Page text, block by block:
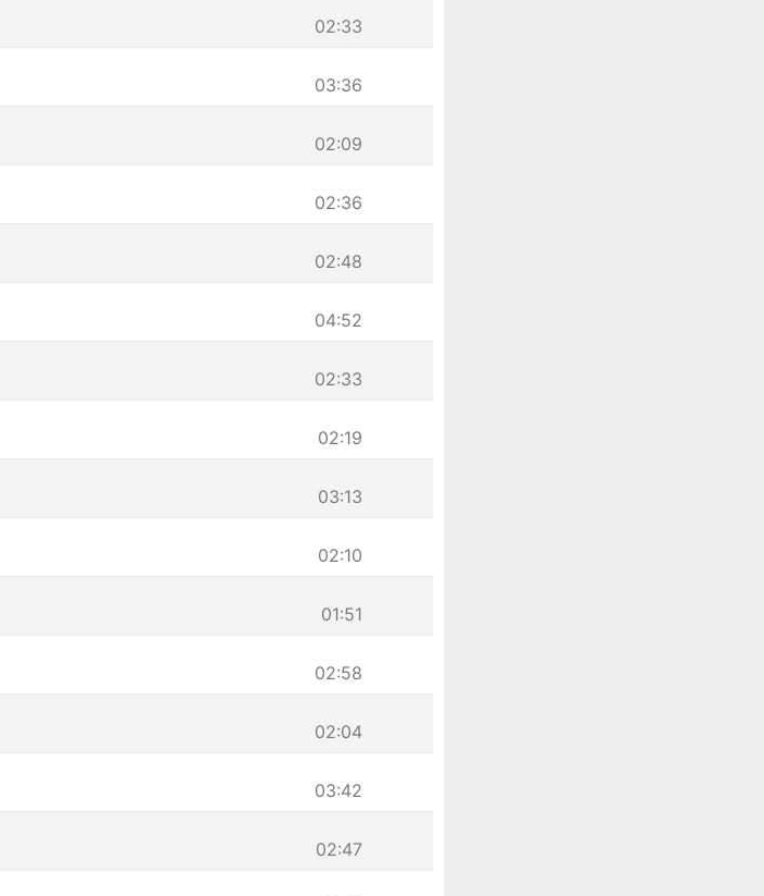
02:33
03:36
02:09
02:36
02:48
04:52
02:33
02:19
03:13
02:10
01:51
02:58
02:04
03:42
02:47